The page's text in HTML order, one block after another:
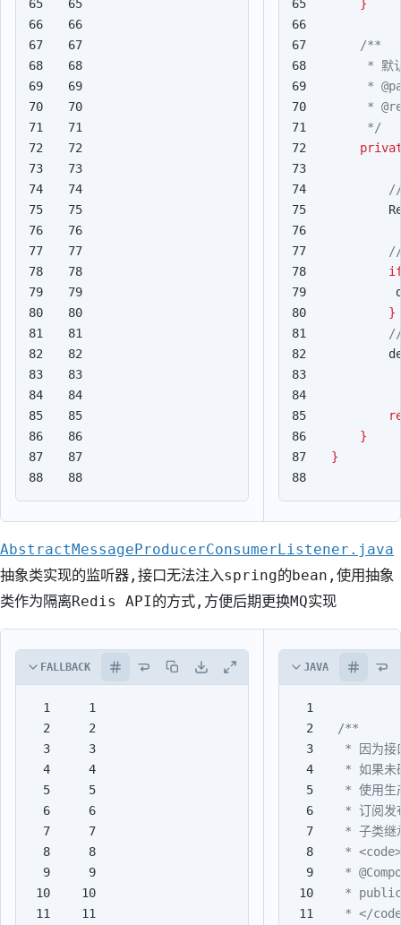
65
66
67
68
69
70
71
72
73
74
75
76
77
78
79
80
81
82
83
84
85
86
87
88
65
66
67
68
69
70
73
74
75
76
77
78
79
80
83
84
85
86
87
88
65
66
67
68
69
70
71
72
73
74
75
76
77
78
79
80
81
82
83
84
85
86
87
88
}
     */
}
}
}
AbstractMessageProducerConsumerListener.java
抽象类实现的监听器,接口无法注入spring的bean,使用抽象
类作为隔离Redis API的方式,方便后期更换MQ实现
FALLBACK
1
2
3
4
5
6
7
8
9
10
11
  3
  4
  5
  6
  7
  8
  9
10
JAVA
1
2
3
4
5
6
7
8
9
10
11